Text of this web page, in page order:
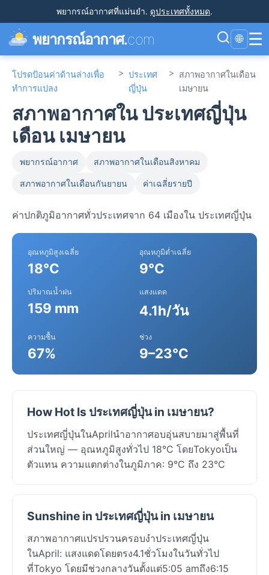
พยากรณ์อากาศที่แม่นยำ. ดูประเทศทั้งหมด.
พยากรณ์อากาศ.com 🌐 ☰
โปรดป้อนค่าด้านล่างเพื่อ
ทำการแปลง
> ประเทศ
ญี่ปุ่น
> สภาพอากาศในเดือน
เมษายน
สภาพอากาศใน ประเทศญี่ปุ่น
เดือน เมษายน
พยากรณ์อากาศ สภาพอากาศในเดือนสิงหาคม
สภาพอากาศในเดือนกันยายน ค่าเฉลี่ยรายปี
ค่าปกติภูมิอากาศทั่วประเทศจาก 64 เมืองใน ประเทศญี่ปุ่น
อุณหภูมิสูงเฉลี่ย
18°C
อุณหภูมิต่ำเฉลี่ย
9°C
ปริมาณน้ำฝน
159 mm
แสงแดด
4.1h/วัน
ความชื้น
67%
ช่วง
9–23°C
How Hot Is ประเทศญี่ปุ่น in เมษายน?
ประเทศญี่ปุ่นในAprilนำอากาศอบอุ่นสบายมาสู่พื้นที่
ส่วนใหญ่ — อุณหภูมิสูงทั่วไป 18°C โดยTokyoเป็น
ตัวแทน ความแตกต่างในภูมิภาค: 9°C ถึง 23°C
Sunshine in ประเทศญี่ปุ่น in เมษายน
สภาพอากาศแปรปรวนครอบงำประเทศญี่ปุ่น
ในApril: แสงแดดโดยตรง4.1ชั่วโมงในวันทั่วไป
ที่Tokyo โดยมีช่วงกลางวันตั้งแต่5:05 amถึง6:15